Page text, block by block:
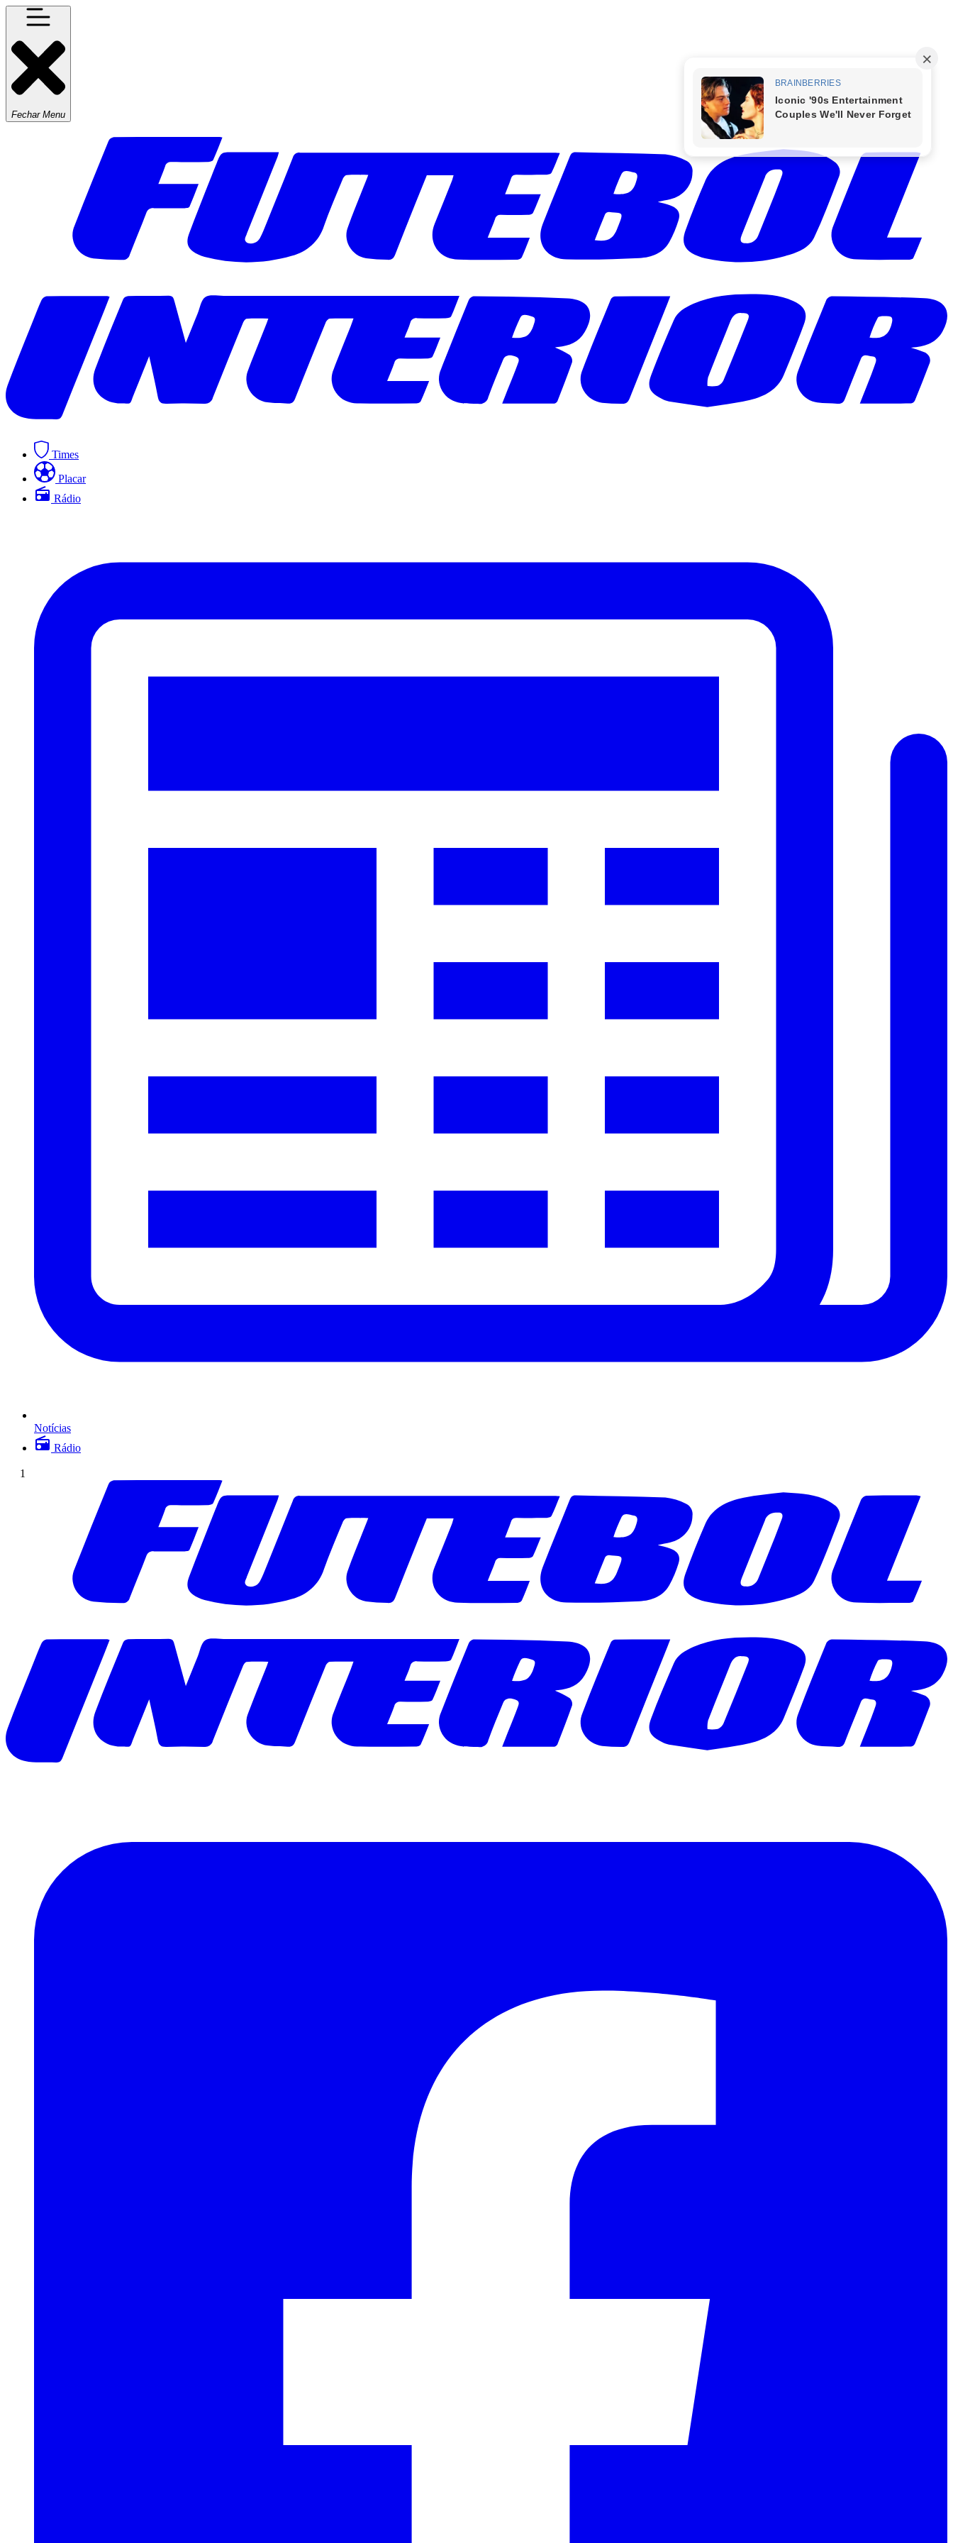
Fechar Menu
Times
Placar
Rádio
Notícias
Rádio
1